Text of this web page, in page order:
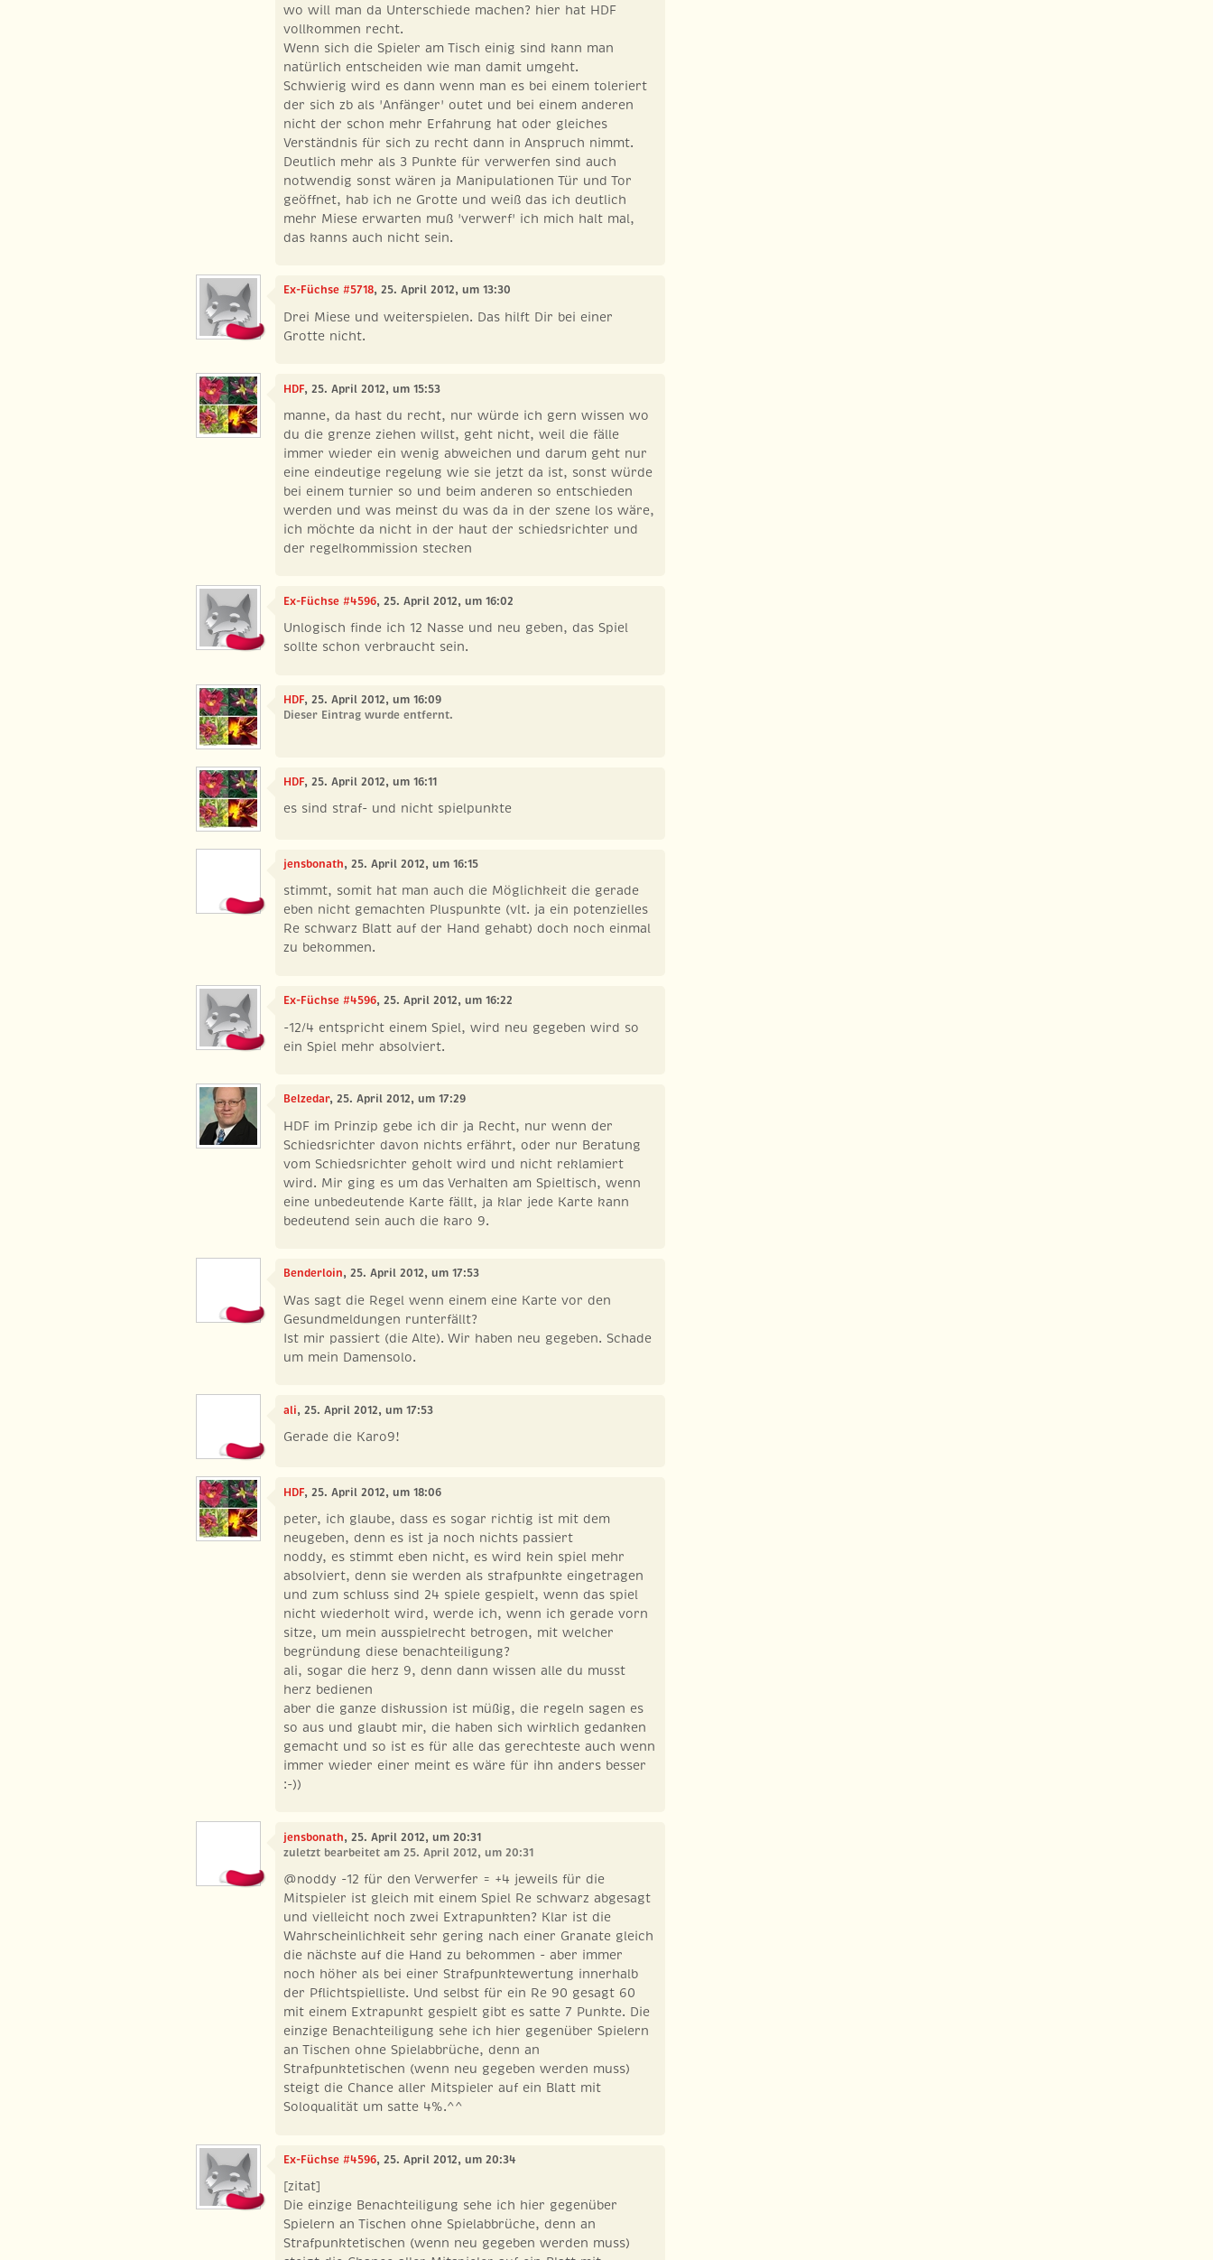
wo will man da Unterschiede machen? hier hat HDF
vollkommen recht.
Wenn sich die Spieler am Tisch einig sind kann man
natürlich entscheiden wie man damit umgeht.
Schwierig wird es dann wenn man es bei einem toleriert
der sich zb als 'Anfänger' outet und bei einem anderen
nicht der schon mehr Erfahrung hat oder gleiches
Verständnis für sich zu recht dann in Anspruch nimmt.
Deutlich mehr als 3 Punkte für verwerfen sind auch
notwendig sonst wären ja Manipulationen Tür und Tor
geöffnet, hab ich ne Grotte und weiß das ich deutlich
mehr Miese erwarten muß 'verwerf' ich mich halt mal,
das kanns auch nicht sein.
Ex-Füchse #5718, 25. April 2012, um 13:30
Drei Miese und weiterspielen. Das hilft Dir bei einer
Grotte nicht.
HDF, 25. April 2012, um 15:53
manne, da hast du recht, nur würde ich gern wissen wo
du die grenze ziehen willst, geht nicht, weil die fälle
immer wieder ein wenig abweichen und darum geht nur
eine eindeutige regelung wie sie jetzt da ist, sonst würde
bei einem turnier so und beim anderen so entschieden
werden und was meinst du was da in der szene los wäre,
ich möchte da nicht in der haut der schiedsrichter und
der regelkommission stecken
Ex-Füchse #4596, 25. April 2012, um 16:02
Unlogisch finde ich 12 Nasse und neu geben, das Spiel
sollte schon verbraucht sein.
HDF, 25. April 2012, um 16:09
Dieser Eintrag wurde entfernt.
HDF, 25. April 2012, um 16:11
es sind straf- und nicht spielpunkte
jensbonath, 25. April 2012, um 16:15
stimmt, somit hat man auch die Möglichkeit die gerade
eben nicht gemachten Pluspunkte (vlt. ja ein potenzielles
Re schwarz Blatt auf der Hand gehabt) doch noch einmal
zu bekommen.
Ex-Füchse #4596, 25. April 2012, um 16:22
-12/4 entspricht einem Spiel, wird neu gegeben wird so
ein Spiel mehr absolviert.
Belzedar, 25. April 2012, um 17:29
HDF im Prinzip gebe ich dir ja Recht, nur wenn der
Schiedsrichter davon nichts erfährt, oder nur Beratung
vom Schiedsrichter geholt wird und nicht reklamiert
wird. Mir ging es um das Verhalten am Spieltisch, wenn
eine unbedeutende Karte fällt, ja klar jede Karte kann
bedeutend sein auch die karo 9.
Benderloin, 25. April 2012, um 17:53
Was sagt die Regel wenn einem eine Karte vor den
Gesundmeldungen runterfällt?
Ist mir passiert (die Alte). Wir haben neu gegeben. Schade
um mein Damensolo.
ali, 25. April 2012, um 17:53
Gerade die Karo9!
HDF, 25. April 2012, um 18:06
peter, ich glaube, dass es sogar richtig ist mit dem
neugeben, denn es ist ja noch nichts passiert
noddy, es stimmt eben nicht, es wird kein spiel mehr
absolviert, denn sie werden als strafpunkte eingetragen
und zum schluss sind 24 spiele gespielt, wenn das spiel
nicht wiederholt wird, werde ich, wenn ich gerade vorn
sitze, um mein ausspielrecht betrogen, mit welcher
begründung diese benachteiligung?
ali, sogar die herz 9, denn dann wissen alle du musst
herz bedienen
aber die ganze diskussion ist müßig, die regeln sagen es
so aus und glaubt mir, die haben sich wirklich gedanken
gemacht und so ist es für alle das gerechteste auch wenn
immer wieder einer meint es wäre für ihn anders besser
:-))
jensbonath, 25. April 2012, um 20:31
zuletzt bearbeitet am 25. April 2012, um 20:31
@noddy -12 für den Verwerfer = +4 jeweils für die
Mitspieler ist gleich mit einem Spiel Re schwarz abgesagt
und vielleicht noch zwei Extrapunkten? Klar ist die
Wahrscheinlichkeit sehr gering nach einer Granate gleich
die nächste auf die Hand zu bekommen - aber immer
noch höher als bei einer Strafpunktewertung innerhalb
der Pflichtspielliste. Und selbst für ein Re 90 gesagt 60
mit einem Extrapunkt gespielt gibt es satte 7 Punkte. Die
einzige Benachteiligung sehe ich hier gegenüber Spielern
an Tischen ohne Spielabbrüche, denn an
Strafpunktetischen (wenn neu gegeben werden muss)
steigt die Chance aller Mitspieler auf ein Blatt mit
Soloqualität um satte 4%.^^
Ex-Füchse #4596, 25. April 2012, um 20:34
[zitat]
Die einzige Benachteiligung sehe ich hier gegenüber
Spielern an Tischen ohne Spielabbrüche, denn an
Strafpunktetischen (wenn neu gegeben werden muss)